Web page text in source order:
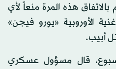
هذه المرة منعاً لأي
الأوروبية «يورو فيجن»
أبيب.
قال مسؤول عسكري